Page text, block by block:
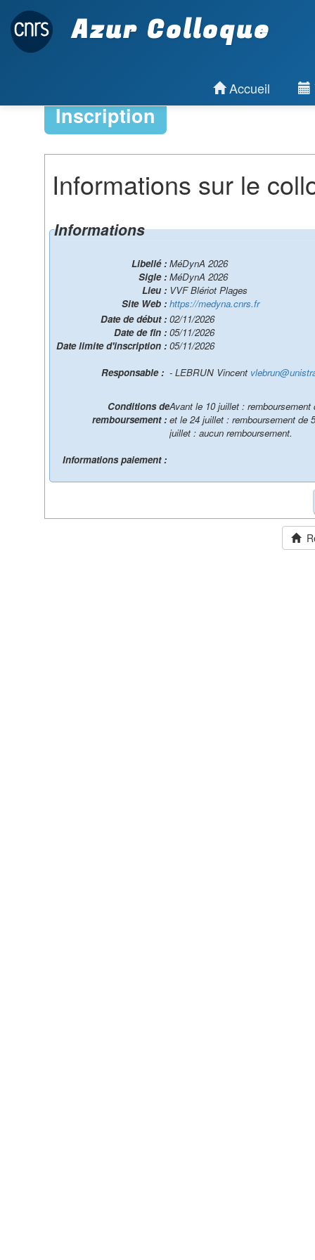
Azur Colloque
Accueil
Inscription
Informations sur le
Informations
Libellé : MéDynA 2026
Sigle : MéDynA 2026
Lieu : VVF Blériot Plages
Site Web : https://medyna.cnrs.fr
Date de début : 02/11/2026
Date de fin : 05/11/2026
Date limite d'inscription : 05/11/2026
- LEBRUN Vincent
Conditions de
remboursement :
Avant le 10 juillet :
et le 24 juillet : remboursement de
juillet : aucun remboursement.
Informations paiement :